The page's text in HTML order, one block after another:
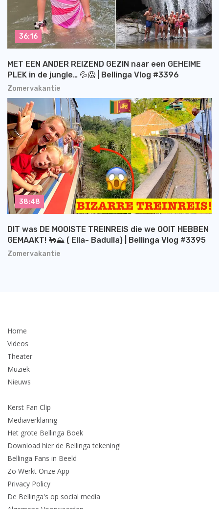
Zomervakantie
MET EEN ANDER REIZEND GEZIN naar een GEHEIME
PLEK in de jungle… 💦😱 | Bellinga Vlog #3396
36:16
Zomervakantie
DIT was DE MOOISTE TREINREIS die we OOIT HEBBEN
GEMAAKT! 🚂⛰️ ( Ella- Badulla) | Bellinga Vlog #3395
38:48
Home
Videos
Theater
Muziek
Nieuws
Kerst Fan Clip
Mediaverklaring
Het grote Bellinga Boek
Download hier de Bellinga tekening!
Bellinga Fans in Beeld
Zo Werkt Onze App
Privacy Policy
De Bellinga's op social media